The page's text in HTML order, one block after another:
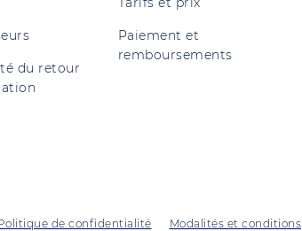
du retour
Paiement et
remboursements
de confidentialité Modalités et conditions